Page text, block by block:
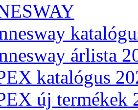
árlista
katalógus
új termékek